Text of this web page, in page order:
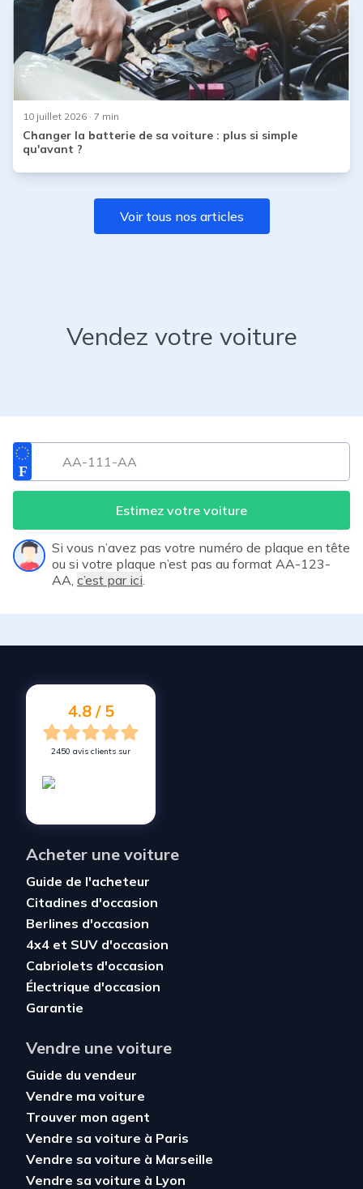
10 juillet 2026 · 7 min
Changer la batterie de sa voiture : plus si simple
qu'avant ?
Voir tous nos articles
Vendez votre voiture
Estimez votre voiture
Si vous n’avez pas votre numéro de plaque en tête
ou si votre plaque n’est pas au format AA-123-
AA, c’est par ici.
4.8 / 5
2450 avis clients sur
Acheter une voiture
Guide de l'acheteur
Citadines d'occasion
Berlines d'occasion
4x4 et SUV d'occasion
Cabriolets d'occasion
Électrique d'occasion
Garantie
Vendre une voiture
Guide du vendeur
Vendre ma voiture
Trouver mon agent
Vendre sa voiture à Paris
Vendre sa voiture à Marseille
Vendre sa voiture à Lyon